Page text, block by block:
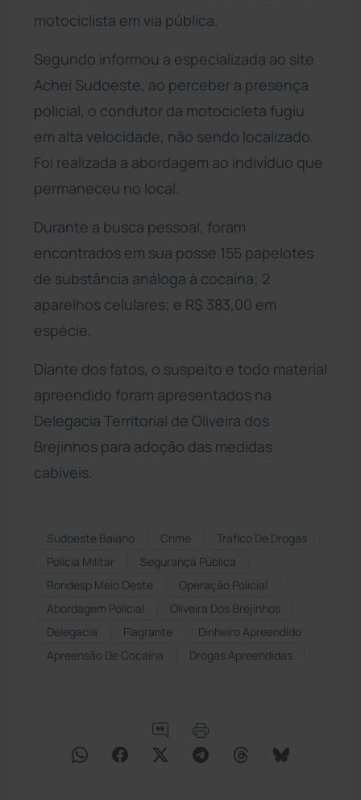
motociclista em via pública.
Segundo informou a especializada ao site
Achei Sudoeste, ao perceber a presença
policial, o condutor da motocicleta fugiu
em alta velocidade, não sendo localizado.
Foi realizada a abordagem ao indivíduo que
permaneceu no local.
Durante a busca pessoal, foram
encontrados em sua posse 155 papelotes
de substância análoga à cocaína; 2
aparelhos celulares; e R$ 383,00 em
espécie.
Diante dos fatos, o suspeito e todo material
apreendido foram apresentados na
Delegacia Territorial de Oliveira dos
Brejinhos para adoção das medidas
cabíveis.
Sudoeste Baiano Crime
Tráfico De Drogas
Polícia Militar
Segurança Pública
Rondesp Meio Oeste
Operação Policial
Abordagem Policial
Oliveira Dos Brejinhos
Delegacia
Flagrante
Dinheiro Apreendido
Apreensão De Cocaína
Drogas Apreendidas